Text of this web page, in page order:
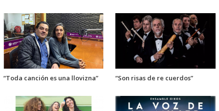
“Toda canción es una llovizna” “Son risas de re cuerdos”